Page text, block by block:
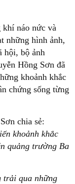
náo nức và
những hình ảnh,
hội, bộ ảnh
Hồng Sơn đã
khoảnh khắc
chứng sống từng
chia sẻ:
khoảnh khắc
quảng trường Ba
trải qua những